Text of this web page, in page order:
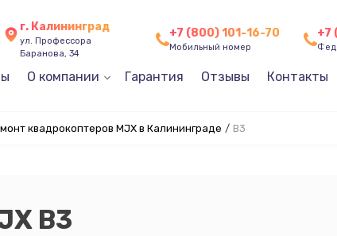
г. Калининград
ул. Профессора
Баранова, 34
+7 (800) 101-16-70
Мобильный номер
+7
О компании Гарантия Отзывы Контакты
квадрокоптеров MJX в Калининграде / B3
B3